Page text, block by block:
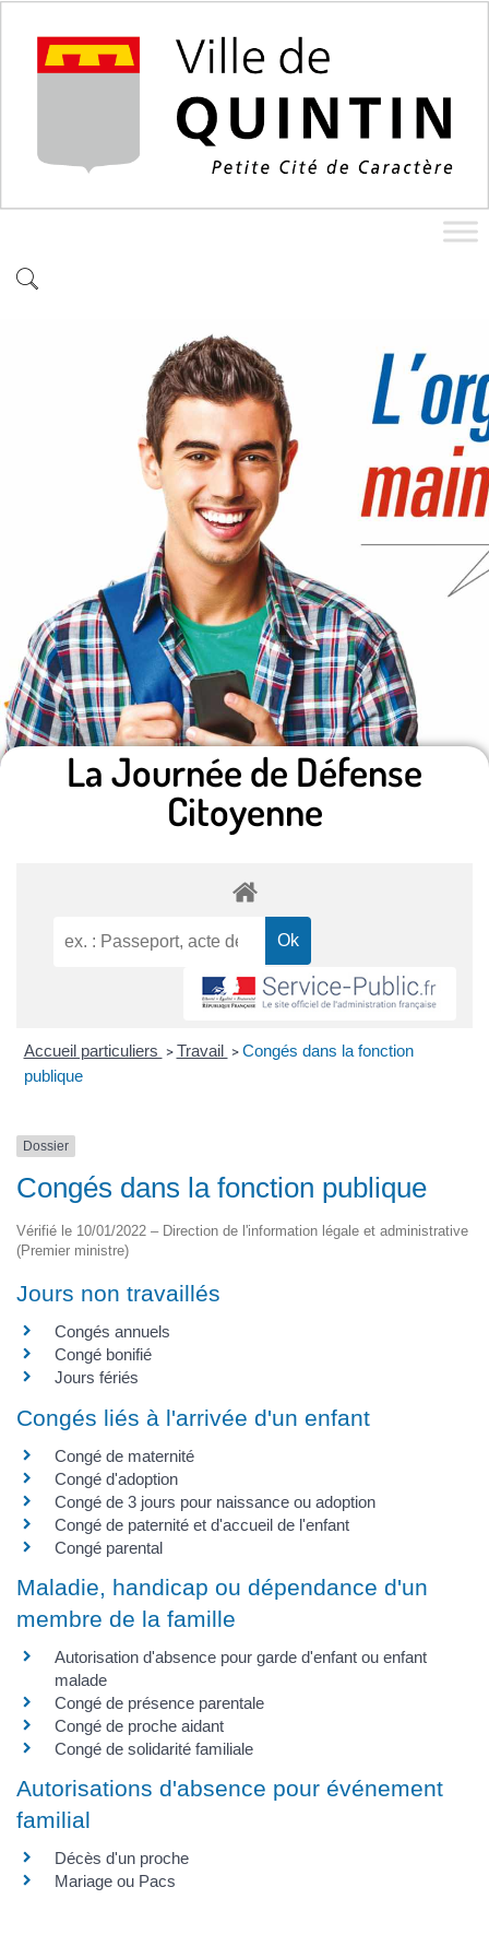
La Journée de Défense
Citoyenne
Accueil particuliers > Travail > Congés dans la fonction
publique
Dossier
Congés dans la fonction publique
Vérifié le 10/01/2022 – Direction de l'information légale et administrative
(Premier ministre)
Jours non travaillés
Congés annuels
Congé bonifié
Jours fériés
Congés liés à l'arrivée d'un enfant
Congé de maternité
Congé d'adoption
Congé de 3 jours pour naissance ou adoption
Congé de paternité et d'accueil de l'enfant
Congé parental
Maladie, handicap ou dépendance d'un
membre de la famille
Autorisation d'absence pour garde d'enfant ou enfant
malade
Congé de présence parentale
Congé de proche aidant
Congé de solidarité familiale
Autorisations d'absence pour événement
familial
Décès d'un proche
Mariage ou Pacs